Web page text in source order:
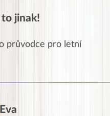
to jinak!
průvodce pro letní
Eva